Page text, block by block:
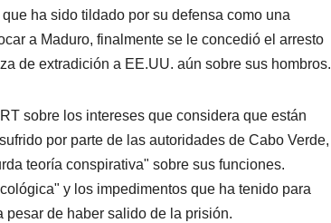
ha sido tildado por su defensa como una
a Maduro, finalmente se le concedió el arresto
de extradición a EE.UU. aún sobre sus hombros.
sobre los intereses que considera que están
por parte de las autoridades de Cabo Verde,
teoría conspirativa" sobre sus funciones.
y los impedimentos que ha tenido para
pesar de haber salido de la prisión.